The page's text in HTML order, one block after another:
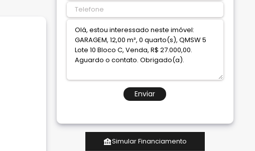
Enviar
Simular Financiamento